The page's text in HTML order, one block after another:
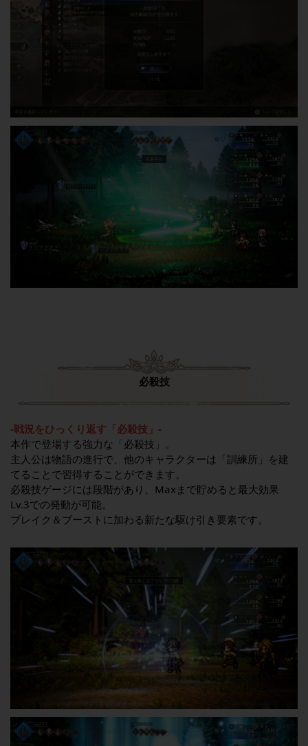
必殺技
-戦況をひっくり返す「必殺技」-
本作で登場する強力な「必殺技」。
主人公は物語の進行で、他のキャラクターは「訓練所」を建
てることで習得することができます。
必殺技ゲージには段階があり、Maxまで貯めると最大効果
Lv.3での発動が可能。
ブレイク＆ブーストに加わる新たな駆け引き要素です。